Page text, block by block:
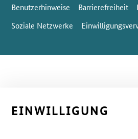
Benutzerhinweise
Barrierefreiheit
Soziale Netzwerke
EINWILLIGUNG